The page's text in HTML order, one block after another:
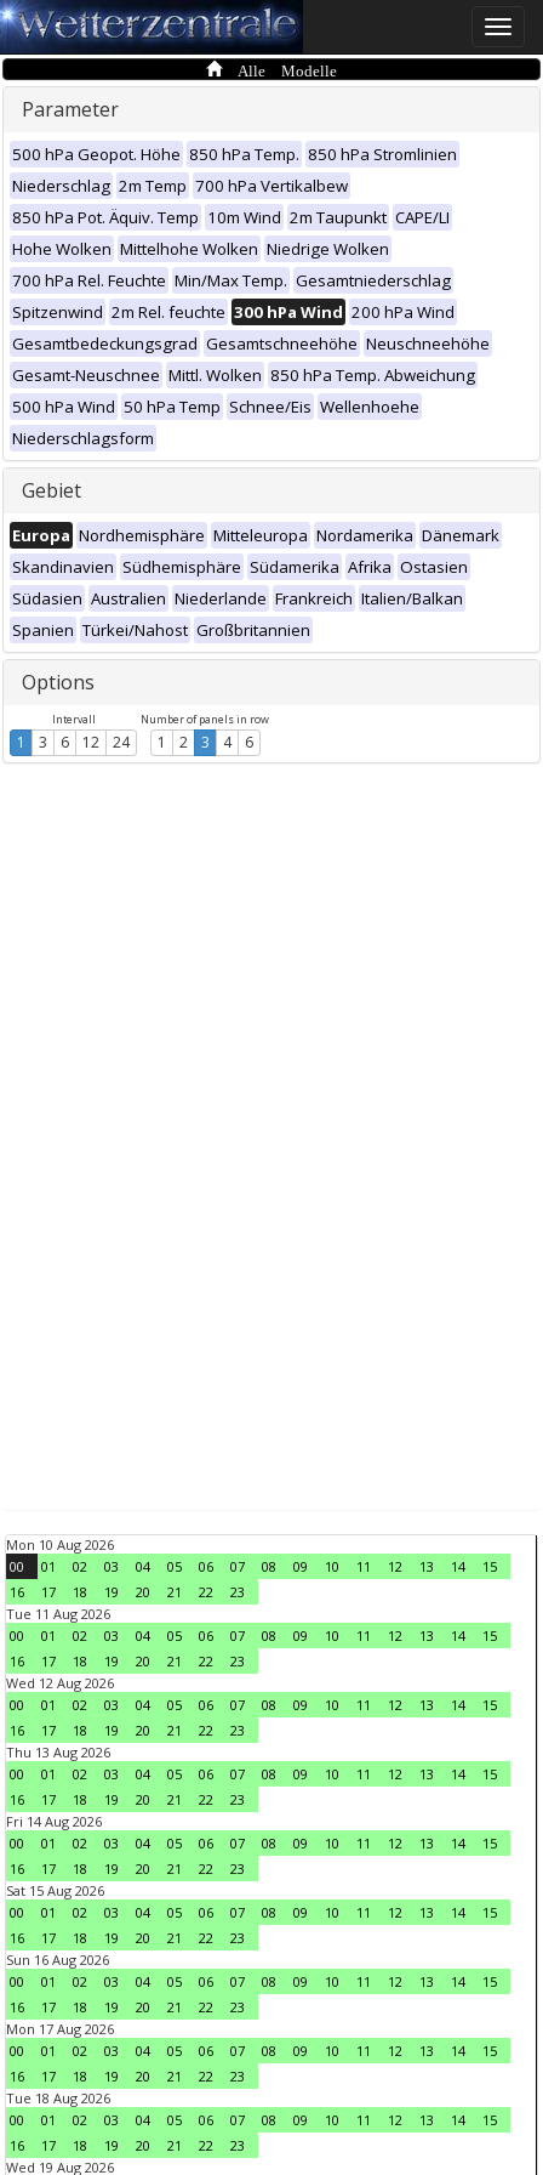
Toggle
Alle Modelle
Parameter
500 hPa Geopot. Höhe 850 hPa Temp. 850 hPa Stromlinien
Niederschlag 2m Temp 700 hPa Vertikalbew
850 hPa Pot. Äquiv. Temp 10m Wind 2m Taupunkt CAPE/LI
Hohe Wolken Mittelhohe Wolken Niedrige Wolken
700 hPa Rel. Feuchte Min/Max Temp. Gesamtniederschlag
Spitzenwind 2m Rel. feuchte 300 hPa Wind 200 hPa Wind
Gesamtbedeckungsgrad Gesamtschneehöhe Neuschneehöhe
Gesamt-Neuschnee Mittl. Wolken 850 hPa Temp. Abweichung
500 hPa Wind 50 hPa Temp Schnee/Eis Wellenhoehe
Niederschlagsform
Gebiet
Europa Nordhemisphäre Mitteleuropa Nordamerika Dänemark
Skandinavien Südhemisphäre Südamerika Afrika Ostasien
Südasien Australien Niederlande Frankreich Italien/Balkan
Spanien Türkei/Nahost Großbritannien
Options
Intervall
1 3 6 12 24
Number of panels in row
1 2 3 4 6
Mon 10 Aug 2026
00
01 02 03 04 05 06 07 08 09 10 11 12 13 14
15
16
17 18 19 20 21 22
23
Tue 11 Aug 2026
00
01 02 03 04 05 06 07 08 09 10 11 12 13 14
15
16
17 18 19 20 21 22
23
Wed 12 Aug 2026
00
01 02 03 04 05 06 07 08 09 10 11 12 13 14
15
16
17 18 19 20 21 22
23
Thu 13 Aug 2026
00
01 02 03 04 05 06 07 08 09 10 11 12 13 14
15
16
17 18 19 20 21 22
23
Fri 14 Aug 2026
00
01 02 03 04 05 06 07 08 09 10 11 12 13 14
15
16
17 18 19 20 21 22
23
Sat 15 Aug 2026
00
01 02 03 04 05 06 07 08 09 10 11 12 13 14
15
16
17 18 19 20 21 22
23
Sun 16 Aug 2026
00
01 02 03 04 05 06 07 08 09 10 11 12 13 14
15
16
17 18 19 20 21 22
23
Mon 17 Aug 2026
00
01 02 03 04 05 06 07 08 09 10 11 12 13 14
15
16
17 18 19 20 21 22
23
Tue 18 Aug 2026
00
01 02 03 04 05 06 07 08 09 10 11 12 13 14
15
16
17 18 19 20 21 22
23
Wed 19 Aug 2026